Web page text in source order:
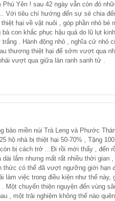
Phú Yên ! sau 42 ngày vẫn còn đó
Với tiêu chí hướng đến sự sẻ chia
hại về vật nuôi , góp phần nhỏ bé
bà con khắc phục hậu quả do lũ lụt
. Hành động nhỏ , nghĩa cử nhỏ
thương thiệt hại để sớm vượt qua
vượt qua giữa làn ranh sanh tử .
bào miền núi Trà Leng và Phước
hộ nhà bị thiệt hại 50-70% , Tặng
bị cách trở ...Đi rồi mới thấy , đến
dài lắm nhưng mất rất nhiều thời gian
thức có thể đã vượt ngưỡng giới hạn
làm việc trong điều kiện như thế
Một chuyến thiện nguyện đến vùng
, một trải nghiệm không thể nào